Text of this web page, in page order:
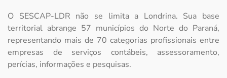
O SESCAP-LDR não se limita a Londrina. Sua base
territorial abrange 57 municípios do Norte do Paraná,
representando mais de 70 categorias profissionais entre
empresas de serviços contábeis, assessoramento,
perícias, informações e pesquisas.